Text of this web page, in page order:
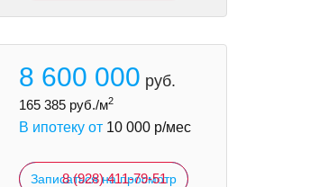
8 600 000 руб.
165 385 руб./м2
В ипотеку от 10 000 р/мес
Записаться на просмотр
8 (928) 411-79-51